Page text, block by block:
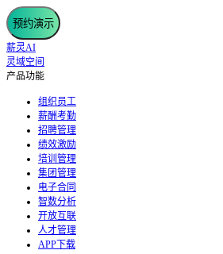
预约演示
薪灵AI
灵域空间
产品功能
组织员工
薪酬考勤
招聘管理
绩效激励
培训管理
集团管理
电子合同
智数分析
开放互联
人才管理
APP下载